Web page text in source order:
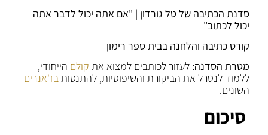
סדנת הכתיבה של טל גורדון | "אם אתה יכול לדבר אתה
יכול לכתוב"
קורס כתיבה והלחנה בבית ספר רימון
מטרת הסדנה:לעזור לכותבים למצוא את קולם הייחודי,
ללמוד לנטרל את הביקורת והשיפוטיות, להתנסותבז'אנרים
השונים.
סיכום